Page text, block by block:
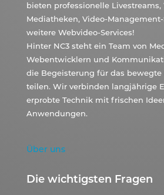
bieten professionelle
Mediatheken, Video-
weitere Webvideo-Services!
Hinter NC3 steht ein Team von
Webentwicklern und
die Begeisterung für das
teilen. Wir verbinden langjährige
erprobte Technik mit frischen
Anwendungen.
Über uns
Die wichtigsten Fragen